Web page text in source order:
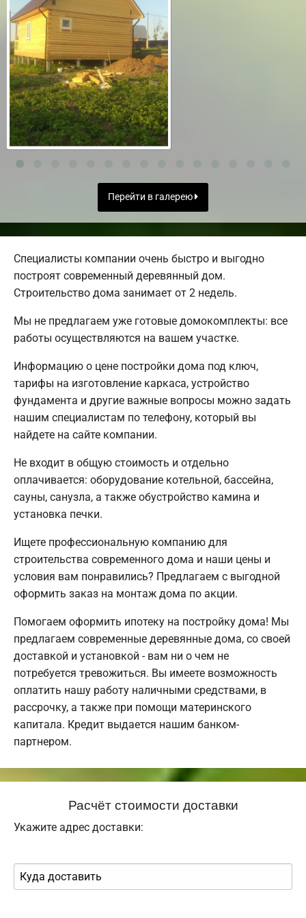
Перейти в галерею
Специалисты компании очень быстро и выгодно
построят современный деревянный дом.
Строительство дома занимает от 2 недель.
Мы не предлагаем уже готовые домокомплекты: все
работы осуществляются на вашем участке.
Информацию о цене постройки дома под ключ,
тарифы на изготовление каркаса, устройство
фундамента и другие важные вопросы можно задать
нашим специалистам по телефону, который вы
найдете на сайте компании.
Не входит в общую стоимость и отдельно
оплачивается: оборудование котельной, бассейна,
сауны, санузла, а также обустройство камина и
установка печки.
Ищете профессиональную компанию для
строительства современного дома и наши цены и
условия вам понравились? Предлагаем с выгодной
оформить заказ на монтаж дома по акции.
Помогаем оформить ипотеку на постройку дома! Мы
предлагаем современные деревянные дома, со своей
доставкой и установкой - вам ни о чем не
потребуется тревожиться. Вы имеете возможность
оплатить нашу работу наличными средствами, в
рассрочку, а также при помощи материнского
капитала. Кредит выдается нашим банком-
партнером.
Расчёт стоимости доставки
Укажите адрес доставки: